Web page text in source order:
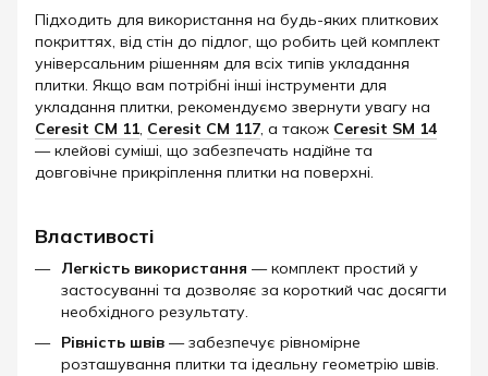
Підходить для використання на будь-яких плиткових
покриттях, від стін до підлог, що робить цей комплект
універсальним рішенням для всіх типів укладання
плитки. Якщо вам потрібні інші інструменти для
укладання плитки, рекомендуємо звернути увагу на
Ceresit СM 11, Ceresit СМ 117, а також Ceresit SM 14
— клейові суміші, що забезпечать надійне та
довговічне прикріплення плитки на поверхні.
Властивості
Легкість використання — комплект простий у
застосуванні та дозволяє за короткий час досягти
необхідного результату.
Рівність швів — забезпечує рівномірне
розташування плитки та ідеальну геометрію швів.